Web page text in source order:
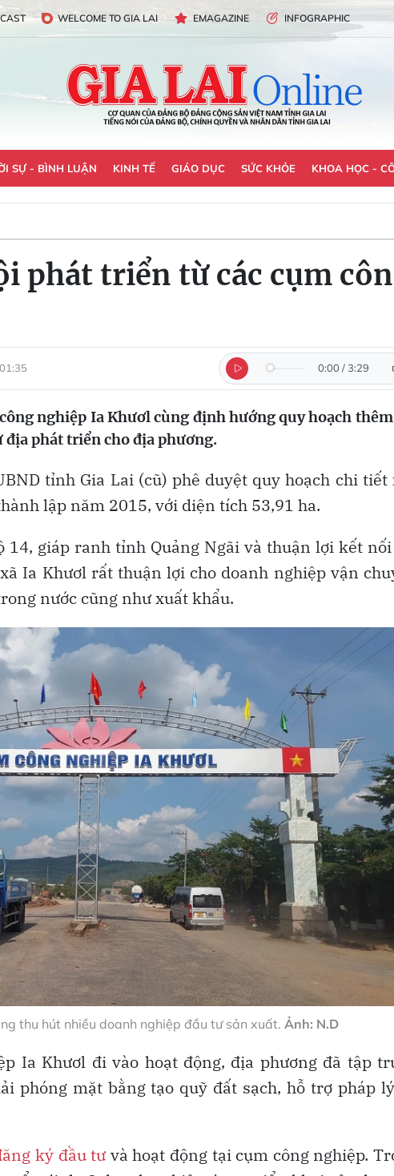
WELCOME TO GIA LAI EMAGAZINE INFOGRAPHIC
SỰ - BÌNH LUẬN KINH TẾ GIÁO DỤC SỨC KHỎE KHOA HỌC -
phát triển từ các cụm
0:00 / 3:29
nghiệp Ia Khươl cùng định hướng quy hoạch thêm
phát triển cho địa phương.
tỉnh Gia Lai (cũ) phê duyệt quy hoạch chi tiết
lập năm 2015, với diện tích 53,91 ha.
giáp ranh tỉnh Quảng Ngãi và thuận lợi kết
Ia Khươl rất thuận lợi cho doanh nghiệp vận
nước cũng như xuất khẩu.
thu hút nhiều doanh nghiệp đầu tư sản xuất. Ảnh: N.D
Ia Khươl đi vào hoạt động, địa phương đã tập
phóng mặt bằng tạo quỹ đất sạch, hỗ trợ pháp
ký đầu tư và hoạt động tại cụm công nghiệp.